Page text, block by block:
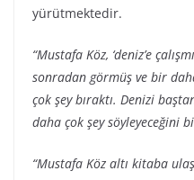
yürütmektedir.
“Mustafa Köz, ‘deniz’e
sonradan görmüş ve bir
çok şey bıraktı. Denizi
daha çok şey söyleyeceğini
“Mustafa Köz altı kitaba